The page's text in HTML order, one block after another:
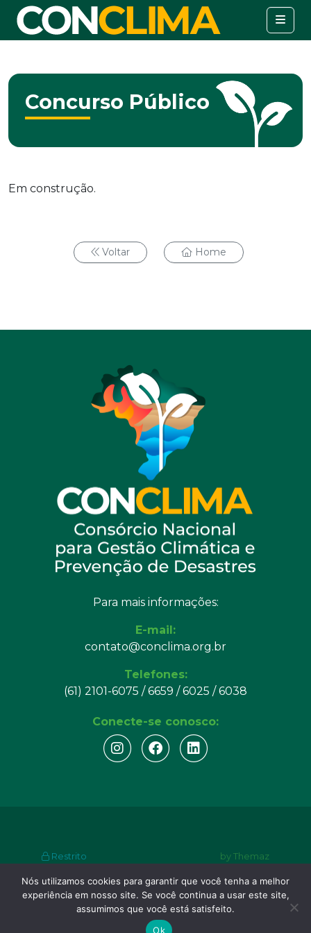
Concurso Público
Em construção.
Voltar Home
Para mais informações:
E-mail:
contato@conclima.org.br
Telefones:
(61) 2101-6075 / 6659 / 6025 / 6038
Conecte-se conosco:
Restrito
© Copyright 2024. Consórcio Nacional do Clima.
Todos os direitos reservados.
by Themaz
Nós utilizamos cookies para garantir que você tenha a melhor
experiência em nosso site. Se você continua a usar este site,
assumimos que você está satisfeito.
Ok